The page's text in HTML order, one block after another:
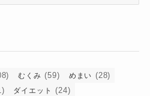
むくみ (59) めまい (28)
ダイエット (24)